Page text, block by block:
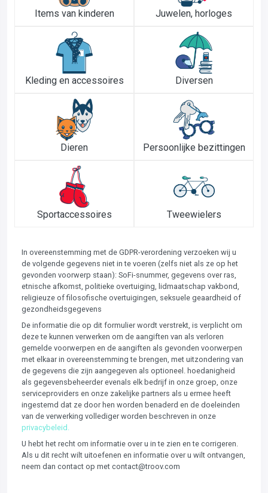
Items van kinderen Juwelen, horloges
Kleding en accessoires Diversen
Dieren Persoonlijke bezittingen
Sportaccessoires Tweewielers
In overeenstemming met de GDPR-verordening verzoeken wij u
de volgende gegevens niet in te voeren (zelfs niet als ze op het
gevonden voorwerp staan): SoFi-snummer, gegevens over ras,
etnische afkomst, politieke overtuiging, lidmaatschap vakbond,
religieuze of filosofische overtuigingen, seksuele geaardheid of
gezondheidsgegevens
De informatie die op dit formulier wordt verstrekt, is verplicht om
deze te kunnen verwerken om de aangiften van als verloren
gemelde voorwerpen en de aangiften als gevonden voorwerpen
met elkaar in overeenstemming te brengen, met uitzondering van
de gegevens die zijn aangegeven als optioneel. hoedanigheid
als gegevensbeheerder evenals elk bedrijf in onze groep, onze
serviceproviders en onze zakelijke partners als u ermee heeft
ingestemd dat ze door hen worden benaderd en de doeleinden
van de verwerking vollediger worden beschreven in onze
privacybeleid.
U hebt het recht om informatie over u in te zien en te corrigeren.
Als u dit recht wilt uitoefenen en informatie over u wilt ontvangen,
neem dan contact op met contact@troov.com